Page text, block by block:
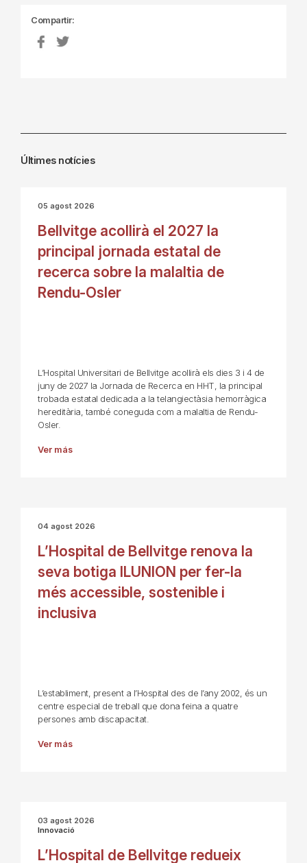
Compartir:
Últimes notícies
05 agost 2026
Bellvitge acollirà el 2027 la
principal jornada estatal de
recerca sobre la malaltia de
Rendu-Osler
L’Hospital Universitari de Bellvitge acollirà els dies 3 i 4 de
juny de 2027 la Jornada de Recerca en HHT, la principal
trobada estatal dedicada a la telangiectàsia hemorràgica
hereditària, també coneguda com a malaltia de Rendu-
Osler.
Ver más
04 agost 2026
L’Hospital de Bellvitge renova la
seva botiga ILUNION per fer-la
més accessible, sostenible i
inclusiva
L’establiment, present a l’Hospital des de l’any 2002, és un
centre especial de treball que dona feina a quatre
persones amb discapacitat.
Ver más
03 agost 2026
Innovació
L’Hospital de Bellvitge redueix